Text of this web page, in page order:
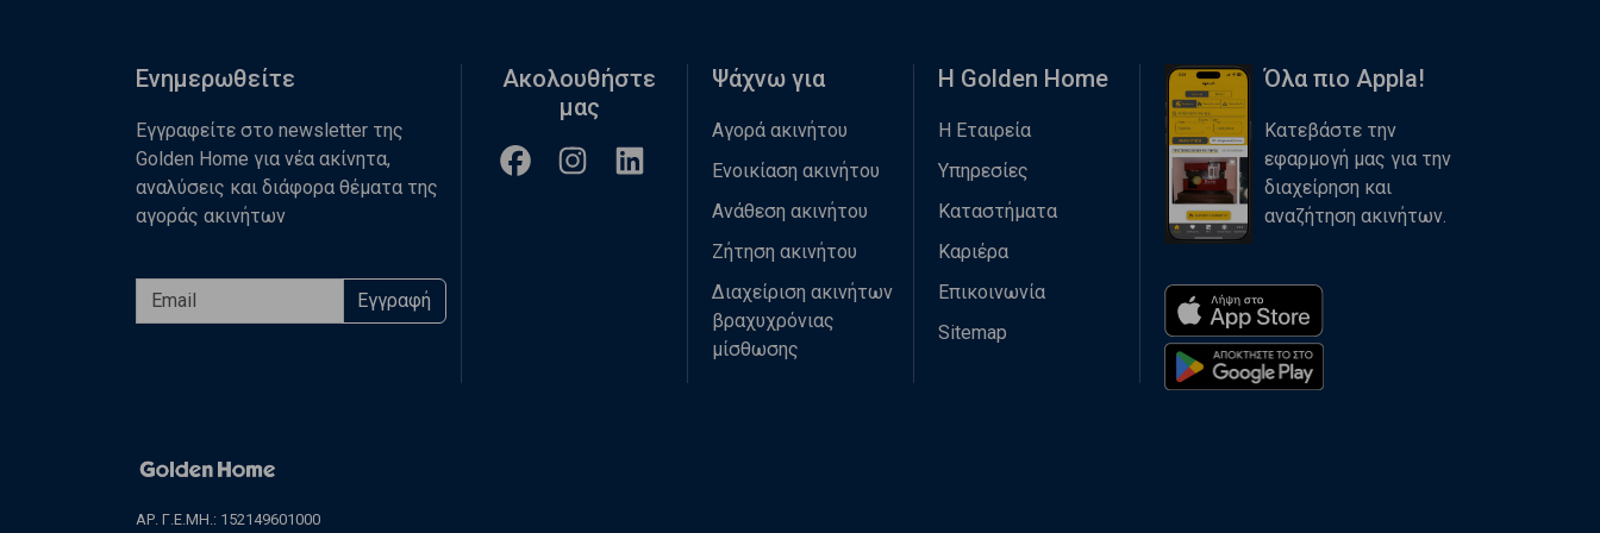
Ενημερωθείτε
Εγγραφείτε στο newsletter της
Golden Home για νέα ακίνητα,
αναλύσεις και διάφορα θέματα της
αγοράς ακινήτων
Εγγραφή
Ακολουθήστε
μας
Ψάχνω για
Αγορά ακινήτου
Ενοικίαση ακινήτου
Ανάθεση ακινήτου
Ζήτηση ακινήτου
Διαχείριση ακινήτων
βραχυχρόνιας
μίσθωσης
Η Golden Home
Η Εταιρεία
Υπηρεσίες
Καταστήματα
Καριέρα
Επικοινωνία
Sitemap
Όλα πιο Appla!
Κατεβάστε την
εφαρμογή μας για την
διαχείρηση και
αναζήτηση ακινήτων.
ΑΡ. Γ.Ε.ΜΗ.: 152149601000